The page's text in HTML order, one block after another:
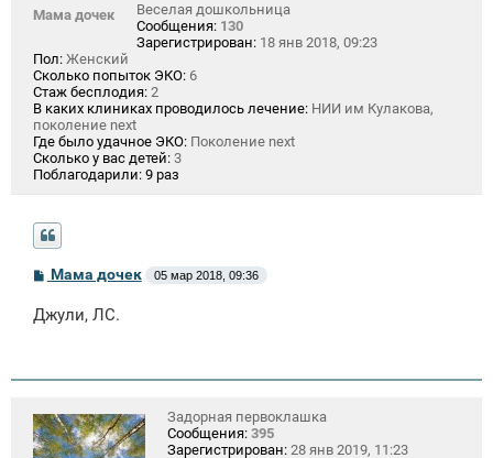
Мама дочек
Веселая дошкольница
Сообщения: 130
Зарегистрирован: 18 янв 2018, 09:23
Пол: Женский
Сколько попыток ЭКО: 6
Стаж бесплодия: 2
В каких клиниках проводилось лечение: НИИ им Кулакова,
поколение next
Где было удачное ЭКО: Поколение next
Сколько у вас детей: 3
Поблагодарили: 9 раз
С
б
и
Мама дочек 05 мар 2018, 09:36
Джули, ЛС.
Задорная первоклашка
Сообщения: 395
Зарегистрирован: 28 янв 2019, 11:23